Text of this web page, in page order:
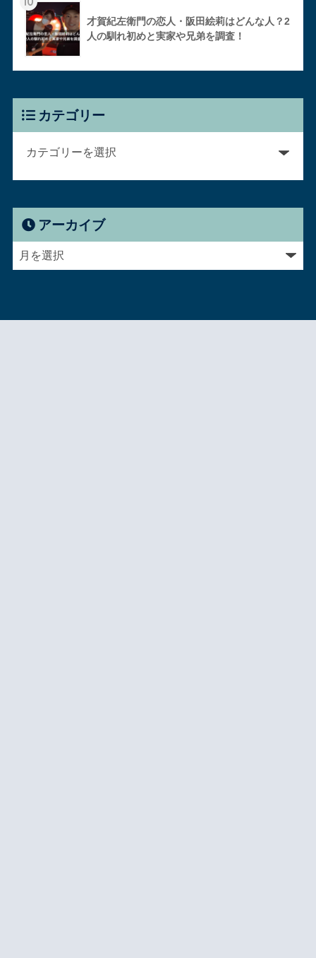
才賀紀左衛門の恋人・阪田絵莉はどんな人？2
人の馴れ初めと実家や兄弟を調査！
カテゴリー
アーカイブ